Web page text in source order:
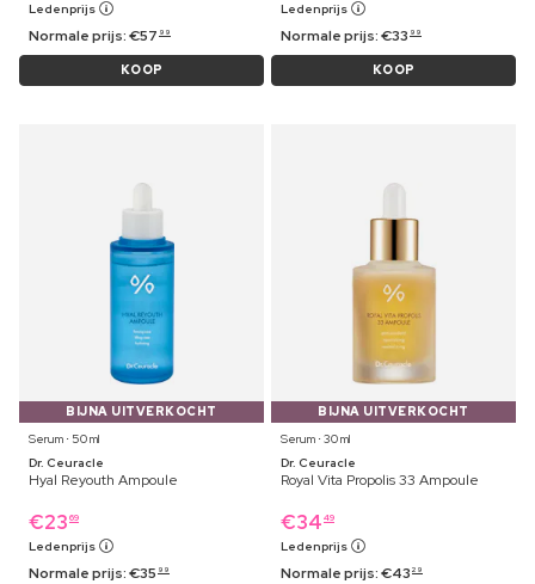
Ledenprijs
Normale prijs:€57 99
KOOP
Ledenprijs
Normale prijs:€33 99
KOOP
BIJNA UITVERKOCHT
Serum ⋅ 50 ml
Dr. Ceuracle
Hyal Reyouth Ampoule
€23 69
Ledenprijs
Normale prijs:€35 99
BIJNA UITVERKOCHT
Serum ⋅ 30 ml
Dr. Ceuracle
Royal Vita Propolis 33 Ampoule
€34 49
Ledenprijs
Normale prijs:€43 29